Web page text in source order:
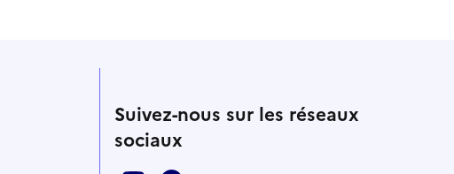
Suivez-nous sur les réseaux
sociaux